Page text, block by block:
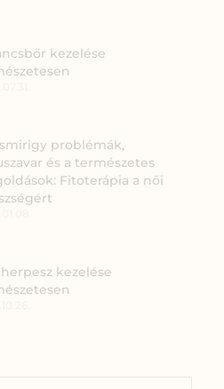
kezelése
problémák,
és a természetes
Fitoterápia a női
kezelése